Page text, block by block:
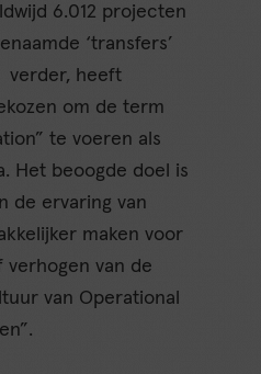
6.012 projecten
‘transfers’
verder, heeft
om de term
te voeren als
Het beoogde doel is
de ervaring van
maken voor
van de
van Operational